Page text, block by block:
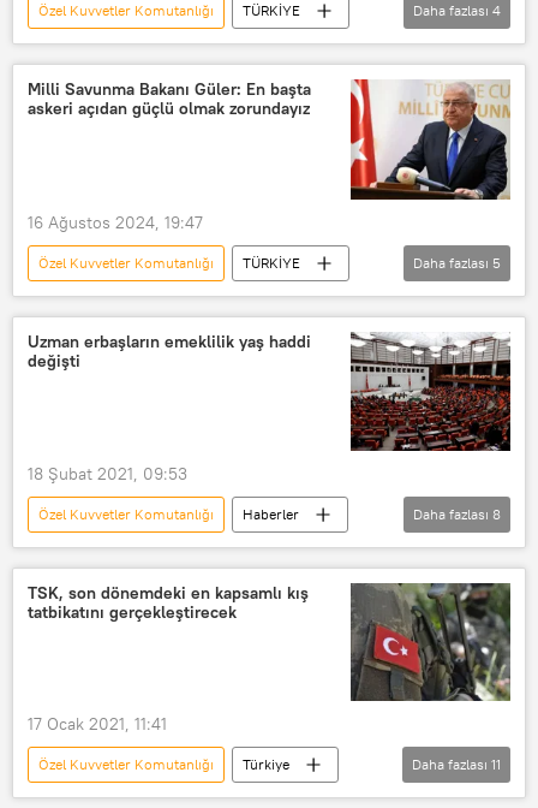
Özel Kuvvetler Komutanlığı
TÜRKİYE
İran
NATO
Recep Tayyip Erdoğan
Füze
Daha fazlası 4
Milli Savunma Bakanı Güler: En başta
askeri açıdan güçlü olmak zorundayız
16 Ağustos 2024, 19:47
Özel Kuvvetler Komutanlığı
TÜRKİYE
Milli Savunma Bakanlığı (MSB)
Milli Savunma Bakanlığı
Milli Savunma Bakanı
Daha fazlası 5
Uzman erbaşların emeklilik yaş haddi
değişti
18 Şubat 2021, 09:53
Özel Kuvvetler Komutanlığı
Haberler
Türkiye
DÜNYA
TBMM
Türk Silahlı Kuvvetleri
Sağlık Bilimleri Üniversitesi
Daha fazlası 8
TSK, son dönemdeki en kapsamlı kış
tatbikatını gerçekleştirecek
17 Ocak 2021, 11:41
Özel Kuvvetler Komutanlığı
Türkiye
DÜNYA
Haberler
SAVUNMA
Daha fazlası 11